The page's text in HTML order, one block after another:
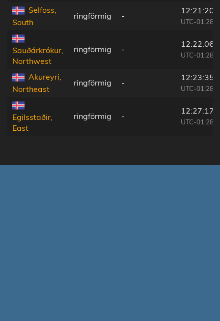
Selfoss,
South
ringförmig -
12:21:20
UTC-01:28
Sauðárkrókur,
Northwest
ringförmig -
12:22:06
UTC-01:28
Akureyri,
Northeast
ringförmig -
12:23:35
UTC-01:28
Egilsstaðir,
East
ringförmig -
12:27:17
UTC-01:28